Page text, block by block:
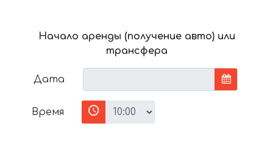
Начало аренды (получение авто) или
трансфера
Дата
Время